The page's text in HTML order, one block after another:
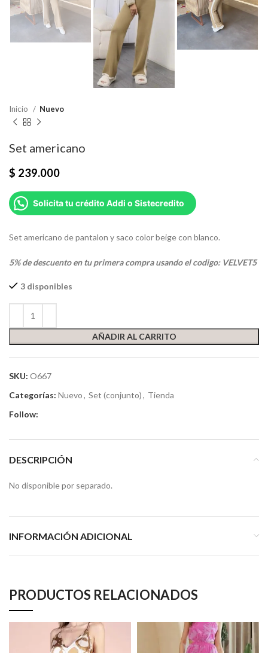
Inicio Nuevo
Set americano
$ 239.000
Solicita tu crédito Addi o Sistecredito
Set americano de pantalon y saco color beige con blanco.
5% de descuento en tu primera compra usando el codigo: VELVET5
3 disponibles
AÑADIR AL CARRITO
SKU: O667
Categorías: Nuevo, Set (conjunto), Tienda
Follow:
DESCRIPCIÓN
No disponible por separado.
INFORMACIÓN ADICIONAL
PRODUCTOS RELACIONADOS